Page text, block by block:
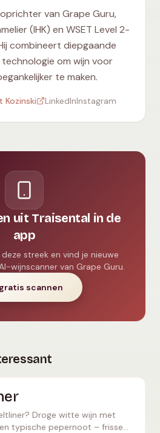
van Grape Guru,
(IHK) en WSET Level 2-
combineert diepgaande
om wijn voor
te maken.
Kozinski LinkedInInstagram
uit Traisental in de
app
streek en vind je nieuwe
wijnscanner van Grape Guru.
scannen
Droge witte wijn met
typische pepernoot – frisse